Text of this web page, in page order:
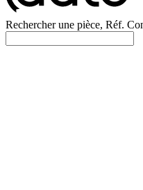
Rechercher une pièce, Réf.